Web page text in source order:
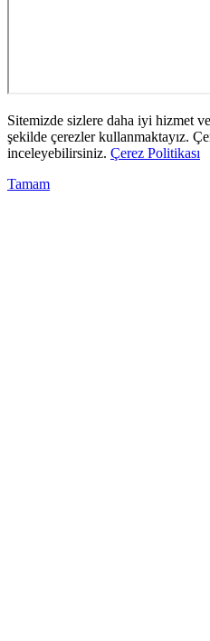
Sitemizde sizlere daha iyi hizmet
şekilde çerezler kullanmaktayız.
inceleyebilirsiniz. Çerez Politikası
Tamam